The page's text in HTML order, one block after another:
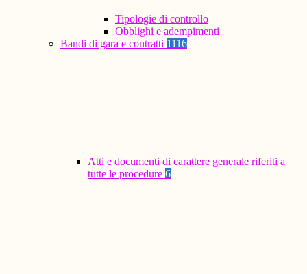
Tipologie di controllo
Obblighi e adempimenti
Bandi di gara e contratti 1116
Atti e documenti di carattere generale riferiti a
tutte le procedure 6